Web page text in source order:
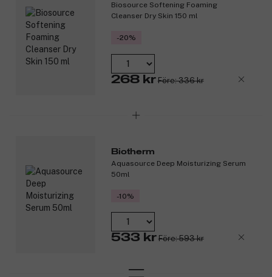
Biosource Softening Foaming
Cleanser Dry Skin 150 ml
-20%
268 kr Före: 336 kr
Biotherm
Aquasource Deep Moisturizing Serum
50ml
-10%
533 kr Före: 593 kr